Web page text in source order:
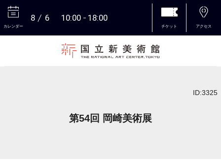
カレンダー
8 6 10:00 18:00
チケット アクセス
ID:3325
第54回 岡崎美術展